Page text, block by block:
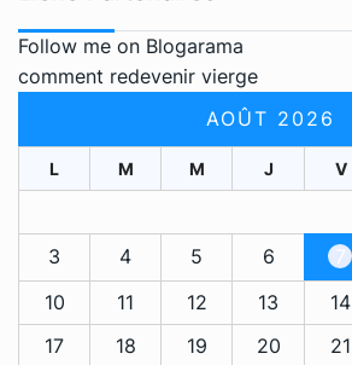
Follow me on Blogarama
comment redevenir vierge
AOÛT 2026
L M M J V
3
4 5 6 7
10
11 12 13 14
17
18 19 20 21